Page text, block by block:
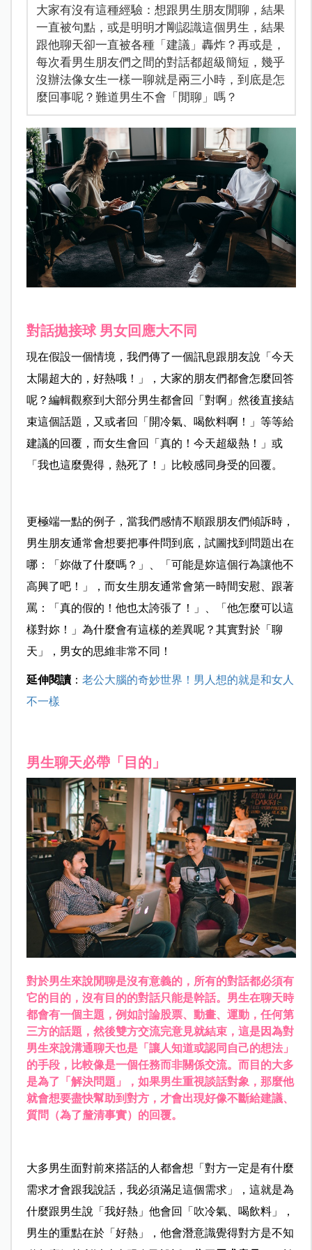
大家有沒有這種經驗：想跟男生朋友閒聊，結果
一直被句點，或是明明才剛認識這個男生，結果
跟他聊天卻一直被各種「建議」轟炸？再或是，
每次看男生朋友們之間的對話都超級簡短，幾乎
沒辦法像女生一樣一聊就是兩三小時，到底是怎
麼回事呢？難道男生不會「閒聊」嗎？
對話拋接球 男女回應大不同
現在假設一個情境，我們傳了一個訊息跟朋友說「今天
太陽超大的，好熱哦！」，大家的朋友們都會怎麼回答
呢？編輯觀察到大部分男生都會回「對啊」然後直接結
束這個話題，又或者回「開冷氣、喝飲料啊！」等等給
建議的回覆，而女生會回「真的！今天超級熱！」或
「我也這麼覺得，熱死了！」比較感同身受的回覆。
更極端一點的例子，當我們感情不順跟朋友們傾訴時，
男生朋友通常會想要把事件問到底，試圖找到問題出在
哪：「妳做了什麼嗎？」、「可能是妳這個行為讓他不
高興了吧！」，而女生朋友通常會第一時間安慰、跟著
罵：「真的假的！他也太誇張了！」、「他怎麼可以這
樣對妳！」為什麼會有這樣的差異呢？其實對於「聊
天」，男女的思維非常不同！
延伸閱讀： 老公大腦的奇妙世界！男人想的就是和女人
不一樣
男生聊天必帶「目的」
對於男生來說閒聊是沒有意義的，所有的對話都必須有
它的目的，沒有目的的對話只能是幹話。男生在聊天時
都會有一個主題，例如討論股票、動畫、運動，任何第
三方的話題，然後雙方交流完意見就結束，這是因為對
男生來說溝通聊天也是「讓人知道或認同自己的想法」
的手段，比較像是一個任務而非關係交流。而目的大多
是為了
「解決問題」
，如果男生重視談話對象，那麼他
就會想要盡快幫助到對方，才會出現好像不斷給建議、
質問
（為了釐清事實） 的回覆。
大多男生面對前來搭話的人都會想「對方一定是有什麼
需求才會跟我說話，我必須滿足這個需求」，這就是為
什麼跟男生說「我好熱」他會回「吹冷氣、喝飲料」，
男生的重點在於「好熱」，他會潛意識覺得對方是不知